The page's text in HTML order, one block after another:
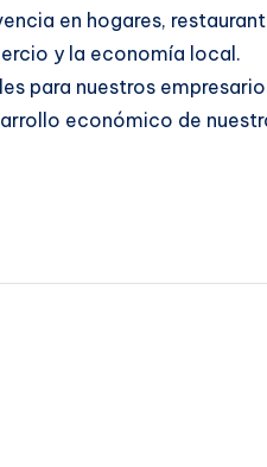
en hogares,
y la economía local.
para nuestros
económico de